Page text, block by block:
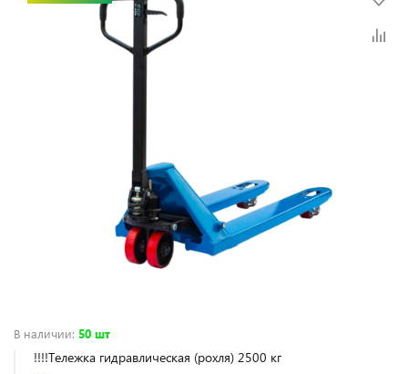
В наличии: 50 шт
!!!!Тележка гидравлическая (рохля) 2500 кг